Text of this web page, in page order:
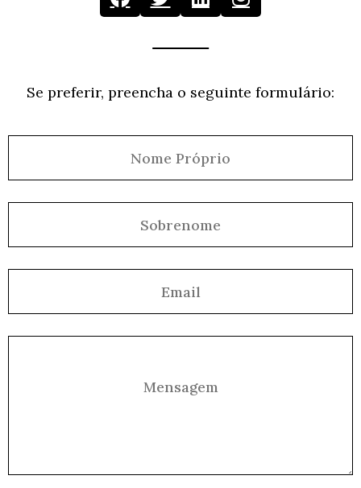
Se preferir, preencha o seguinte formulário: